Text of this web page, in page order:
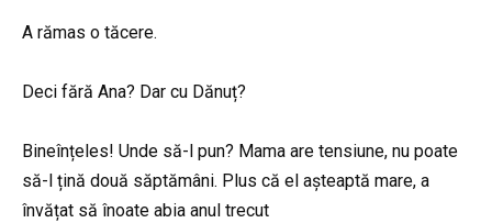
A rămas o tăcere.
Deci fără Ana? Dar cu Dănuț?
Bineînțeles! Unde să-l pun? Mama are tensiune, nu poate
să-l țină două săptămâni. Plus că el așteaptă mare, a
învățat să înoate abia anul trecut